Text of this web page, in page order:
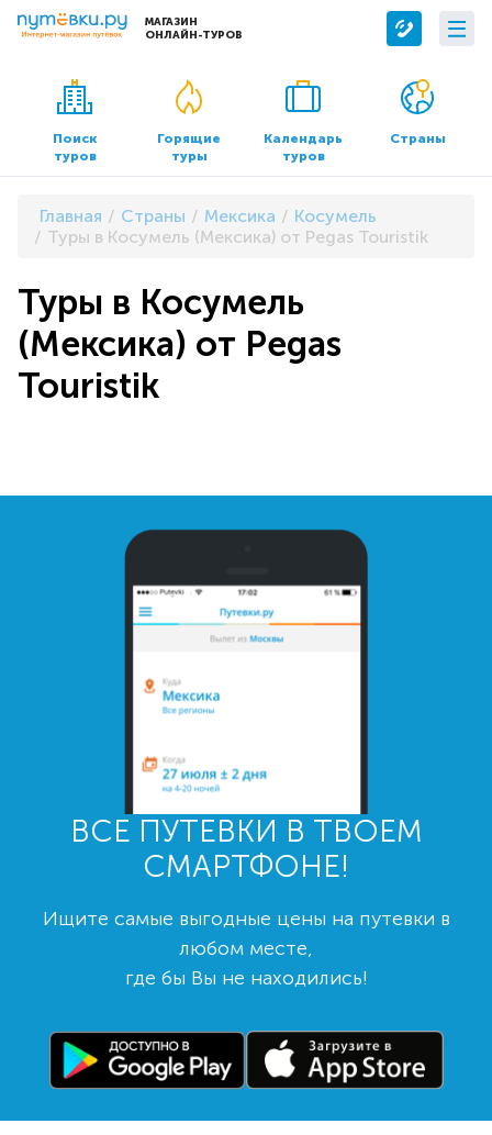
МАГАЗИН
ОНЛАЙН-ТУРОВ
Сервисы
Бронирование отелей
Трансфер
О компании
О нас
Контакты
Документы и реквизиты
Поиск
туров
Горящие
туры
Календарь
туров
Страны
Главная Страны Мексика
Косумель
Туры в Косумель (Мексика) от Pegas Touristik
Туры в Косумель
(Мексика) от Pegas
Touristik
ВСЕ ПУТЕВКИ В ТВОЕМ
СМАРТФОНЕ!
Ищите самые выгодные цены на путевки в
любом месте,
где бы Вы не находились!